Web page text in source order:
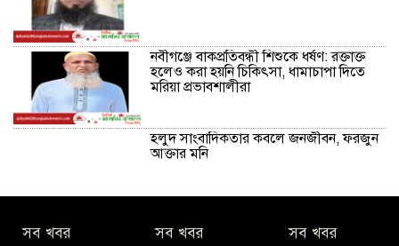
নবীগঞ্জে বাকপ্রতিবন্ধী শিশুকে ধর্ষণ: রক্তাক্ত
হলেও করা হয়নি চিকিৎসা, ধামাচাপা দিতে
মরিয়া প্রভাবশালীরা
হলুদ সাংবাদিকতার কবলে জনজীবন, ফরজুন
আক্তার মনি
কিবরিয়া
সব খবর সব খবর সব খবর